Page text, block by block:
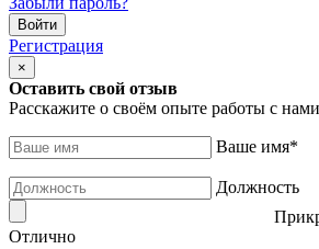
Регистрация
×
Оставить свой отзыв
Расскажите о своём опыте работы с
Ваше имя*
Должность
Отлично